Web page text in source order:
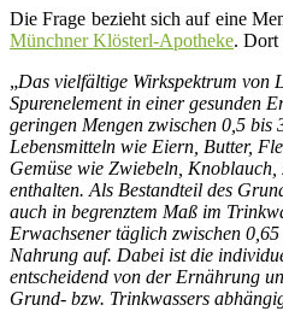
Die Frage bezieht sich auf eine
Münchner Klösterl-Apotheke. Dort
„Das vielfältige Wirkspektrum von
Spurenelement in einer gesunden
geringen Mengen zwischen 0,5
Lebensmitteln wie Eiern, Butter,
Gemüse wie Zwiebeln,
enthalten. Als Bestandteil des
auch in begrenztem Maß im
Erwachsener täglich zwischen
Nahrung auf. Dabei ist die
entscheidend von der Ernährung
Grund- bzw. Trinkwassers